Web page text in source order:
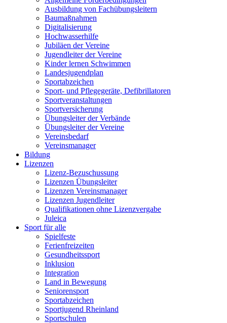
Ausbildung von Fachübungsleitern
Baumaßnahmen
Digitalisierung
Hochwasserhilfe
Jubiläen der Vereine
Jugendleiter der Vereine
Kinder lernen Schwimmen
Landesjugendplan
Sportabzeichen
Sport- und Pflegegeräte, Defibrillatoren
Sportveranstaltungen
Sportversicherung
Übungsleiter der Verbände
Übungsleiter der Vereine
Vereinsbedarf
Vereinsmanager
Bildung
Lizenzen
Lizenz-Bezuschussung
Lizenzen Übungsleiter
Lizenzen Vereinsmanager
Lizenzen Jugendleiter
Qualifikationen ohne Lizenzvergabe
Juleica
Sport für alle
Spielfeste
Ferienfreizeiten
Gesundheitssport
Inklusion
Integration
Land in Bewegung
Seniorensport
Sportabzeichen
Sportjugend Rheinland
Sportschulen